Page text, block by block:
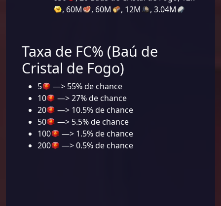
, 60M
, 60M , 12M , 3.04M
Taxa de FC% (Baú de
Cristal de Fogo)
5
—> 55% de chance
10
—> 27% de chance
20
—> 10.5% de chance
50
—> 5.5% de chance
100
—> 1.5% de chance
200
—> 0.5% de chance